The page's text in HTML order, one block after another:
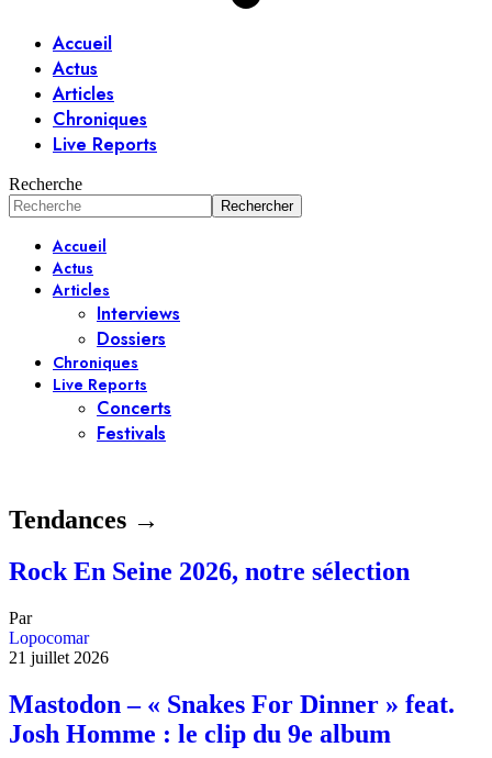
Accueil
Actus
Articles
Chroniques
Live Reports
Recherche
Accueil
Actus
Articles
Interviews
Dossiers
Chroniques
Live Reports
Concerts
Festivals
Tendances →
Rock En Seine 2026, notre sélection
Par
Lopocomar
21 juillet 2026
Mastodon – « Snakes For Dinner » feat.
Josh Homme : le clip du 9e album